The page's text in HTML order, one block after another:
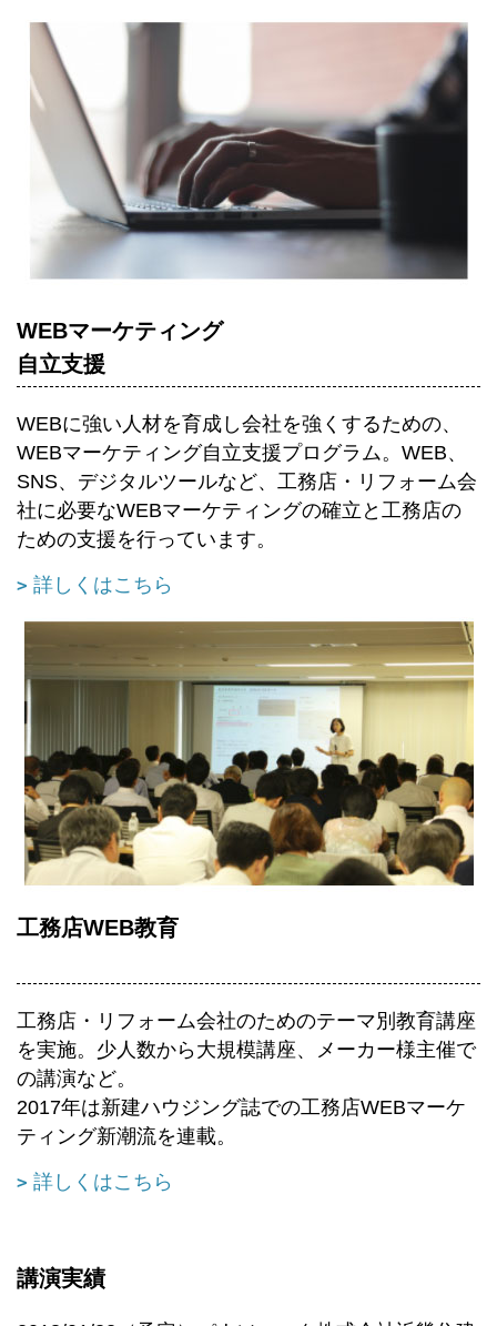
WEBマーケティング
自立支援
WEBに強い人材を育成し会社を強くするための、
WEBマーケティング自立支援プログラム。WEB、
SNS、デジタルツールなど、工務店・リフォーム会
社に必要なWEBマーケティングの確立と工務店の
ための支援を行っています。
詳しくはこちら
工務店WEB教育
工務店・リフォーム会社のためのテーマ別教育講座
を実施。少人数から大規模講座、メーカー様主催で
の講演など。
2017年は新建ハウジング誌での工務店WEBマーケ
ティング新潮流を連載。
詳しくはこちら
講演実績